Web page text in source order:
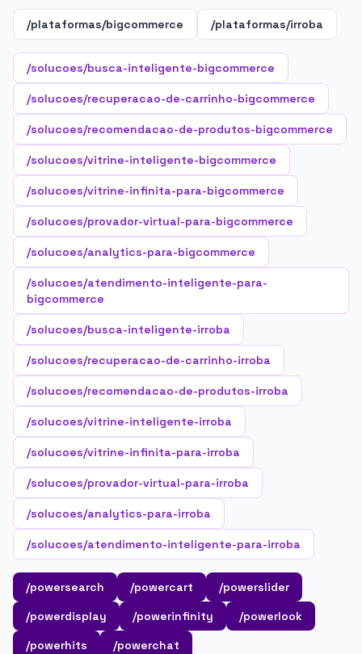
/plataformas/bigcommerce /plataformas/irroba
/solucoes/busca-inteligente-bigcommerce
/solucoes/recuperacao-de-carrinho-bigcommerce
/solucoes/recomendacao-de-produtos-bigcommerce
/solucoes/vitrine-inteligente-bigcommerce
/solucoes/vitrine-infinita-para-bigcommerce
/solucoes/provador-virtual-para-bigcommerce
/solucoes/analytics-para-bigcommerce
/solucoes/atendimento-inteligente-para-
bigcommerce
/solucoes/busca-inteligente-irroba
/solucoes/recuperacao-de-carrinho-irroba
/solucoes/recomendacao-de-produtos-irroba
/solucoes/vitrine-inteligente-irroba
/solucoes/vitrine-infinita-para-irroba
/solucoes/provador-virtual-para-irroba
/solucoes/analytics-para-irroba
/solucoes/atendimento-inteligente-para-irroba
/powersearch /powercart
/powerslider
/powerdisplay
/powerinfinity
/powerlook
/powerhits
/powerchat